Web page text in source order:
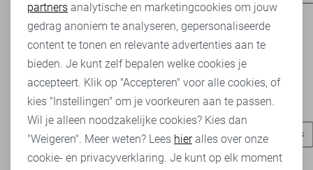
Heb je dit al eens bekeken?
Vero Moda broeken Vero Moda t-shirts Vero Moda tops
Marketing cookies
partners analytische en marketingcookies om jouw
gedrag anoniem te analyseren, gepersonaliseerde
content te tonen en relevante advertenties aan te
bieden. Je kunt zelf bepalen welke cookies je
accepteert. Klik op "Accepteren" voor alle cookies, of
kies "Instellingen" om je voorkeuren aan te passen.
Wil je alleen noodzakelijke cookies? Kies dan
"Weigeren". Meer weten? Lees hieralles over onze
cookie- en privacyverklaring. Je kunt op elk moment